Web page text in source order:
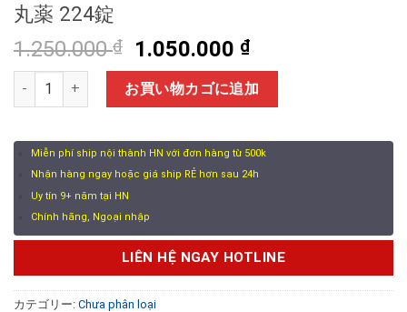
丸薬 224錠
1.250.000₫
元
の
価
格
は
1.250.000 ₫
で
た。
1.050.000 ₫現
在
の
価
格
は
1.050.000 ₫
小林ちくないん 副鼻腔・鼻の病気に効く丸薬 224錠個
お買い物カゴに追加
Miễn phí ship nội thành HN với đơn hàng từ 500k
Nhận hàng ngay hoặc giá ship RẺ hơn sau 24h
Uy tín 9+ năm tại HN
Chính hãng, Ngoại nhập
LIÊN HỆ NGAY HOTLINE
カテゴリー: Chưa phân loại